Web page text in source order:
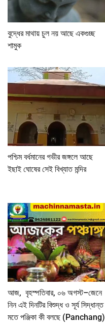
বুদ্ধের মাথায় চুল নয় আছে একগুচ্ছ
শামুক
পশ্চিম বর্ধমানের গভীর জঙ্গলে আছে
ইছাই ঘোষের সেই বিখ্যাত মন্দির
আজ, বৃহস্পতিবার, ০৬ অগস্ট–জেনে
নিন এই দিনটির বিশুদ্ধ ও সূর্য সিদ্ধান্ত
মতে পঞ্জিকা কী বলছে (Panchang)